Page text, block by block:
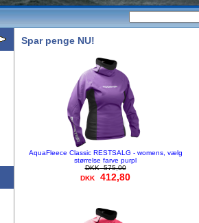
Spar penge NU!
AquaFleece Classic RESTSALG - womens, vælg
størrelse farve purpl
DKK575,00
DKK
412,80